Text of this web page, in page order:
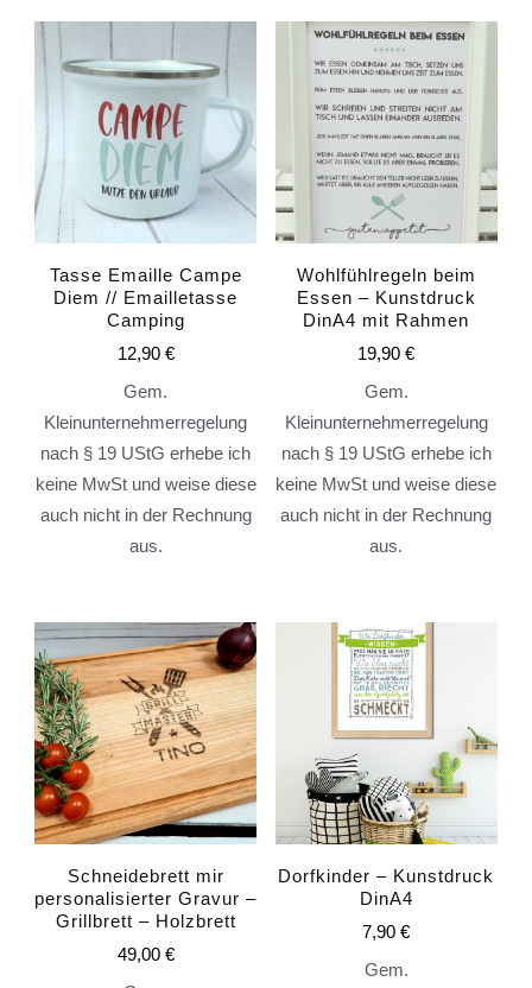
Tasse Emaille Campe
Diem // Emailletasse
Camping
12,90 €
Gem.
Kleinunternehmerregelung
nach § 19 UStG erhebe ich
keine MwSt und weise diese
auch nicht in der Rechnung
aus.
Wohlfühlregeln beim
Essen – Kunstdruck
DinA4 mit Rahmen
19,90€
Gem.
Kleinunternehmerregelung
nach § 19 UStG erhebe ich
keine MwSt und weise diese
auch nicht in der Rechnung
aus.
Schneidebrett mir
personalisierter Gravur –
Grillbrett – Holzbrett
49,00 €
Dorfkinder – Kunstdruck
DinA4
7,90€
Gem.